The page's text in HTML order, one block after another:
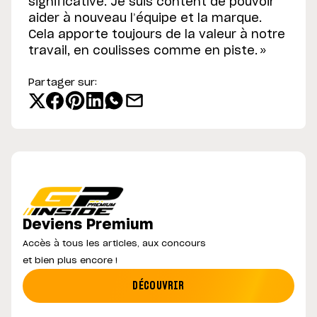
significative. Je suis content de pouvoir
aider à nouveau l’équipe et la marque.
Cela apporte toujours de la valeur à notre
travail, en coulisses comme en piste. »
Partager sur:
Deviens Premium
Accès à tous les articles, aux concours
et bien plus encore !
DÉCOUVRIR